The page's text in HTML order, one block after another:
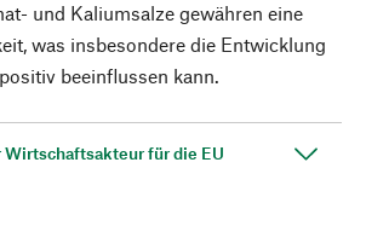
und Kaliumsalze gewähren eine
was insbesondere die Entwicklung
beeinflussen kann.
für die EU